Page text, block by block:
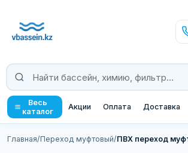
Весь
каталог
Акции Оплата Доставка
Главная/Переход муфтовый/ПВХ переход